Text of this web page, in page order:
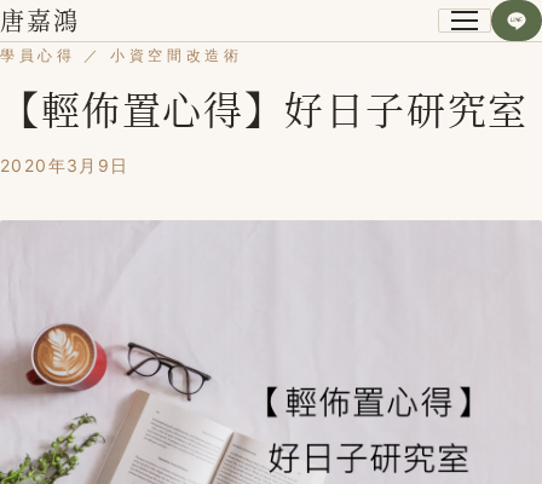
唐嘉鴻
關於我
小資空間改造術
學員心得
Blog
學員心得 ／ 小資空間改造術
【輕佈置心得】好日子研究室
2020年3月9日